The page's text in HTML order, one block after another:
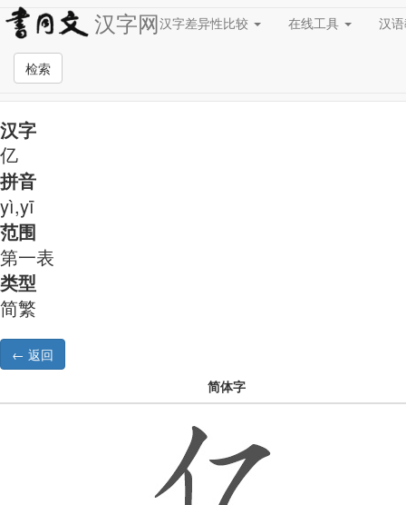
汉字网汉字差异性比较 在线工具 汉
检索
简繁异字形对照
汉字
亿
拼音
yì,yī
范围
第一表
类型
简繁
简体字